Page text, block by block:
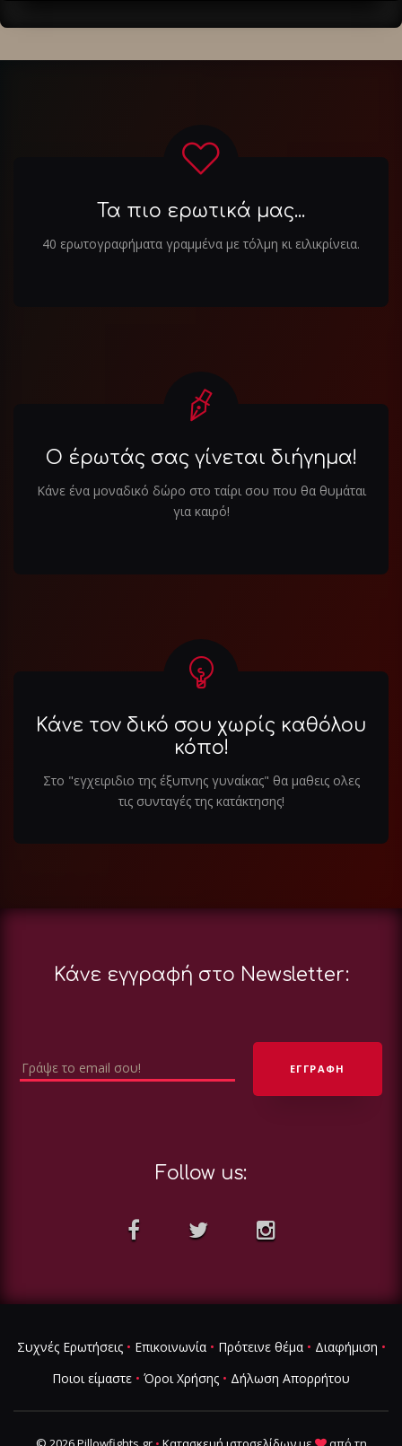
Τα πιο ερωτικά μας...
40 ερωτογραφήματα γραμμένα με τόλμη κι ειλικρίνεια.
Ο έρωτάς σας γίνεται διήγημα!
Κάνε ένα μοναδικό δώρο στο ταίρι σου που θα θυμάται
για καιρό!
Κάνε τον δικό σου χωρίς καθόλου
κόπο!
Στο "εγχειριδιο της έξυπνης γυναίκας" θα μαθεις ολες
τις συνταγές της κατάκτησης!
Κάνε εγγραφή στο Newsletter:
Follow us:
Συχνές Ερωτήσεις• Επικοινωνία• Πρότεινε θέμα• Διαφήμιση •
Ποιοι είμαστε • Όροι Χρήσης • Δήλωση Απορρήτου